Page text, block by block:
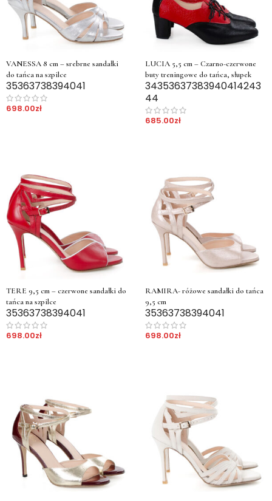
VANESSA 8 cm – srebrne sandałki
do tańca na szpilce
35363738394041
698.00zł
LUCIA 5,5 cm – Czarno-czerwone
buty treningowe do tańca, słupek
34353637383940414243
44
685.00zł
TERE 9,5 cm – czerwone sandałki do
tańca na szpilce
35363738394041
698.00zł
RAMIRA- różowe sandałki do tańca
9,5 cm
35363738394041
698.00zł